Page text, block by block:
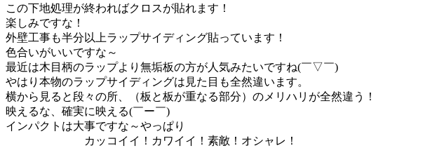
この下地処理が終わればクロスが貼れます！
楽しみですな！
外壁工事も半分以上ラップサイディング貼っています！
色合いがいいですな～
最近は木目柄のラップより無垢板の方が人気みたいですね(￣▽￣)
やはり本物のラップサイディングは見た目も全然違います。
横から見ると段々の所、（板と板が重なる部分）のメリハリが全然違う！
映えるな、確実に映える(￣ー￣)
インパクトは大事ですな～やっぱり
カッコイイ！カワイイ！素敵！オシャレ！